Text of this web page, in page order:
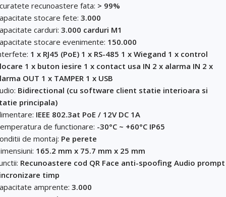
Trimite solicitarea
recunoastere fata: > 99%
stocare fete: 3.000
carduri: 3.000 carduri M1
stocare evenimente: 150.000
1 x RJ45 (PoE) 1 x RS-485 1 x Wiegand 1 x control
1 x buton iesire 1 x contact usa IN 2 x alarma IN 2 x
OUT 1 x TAMPER 1 x USB
Bidirectional (cu software client statie interioara si
principala)
IEEE 802.3at PoE / 12V DC 1A
de functionare: -30°C ~ +60°C IP65
de montaj: Pe perete
165.2 mm x 75.7 mm x 25 mm
Recunoastere cod QR Face anti-spoofing Audio prompt
timp
amprente: 3.000